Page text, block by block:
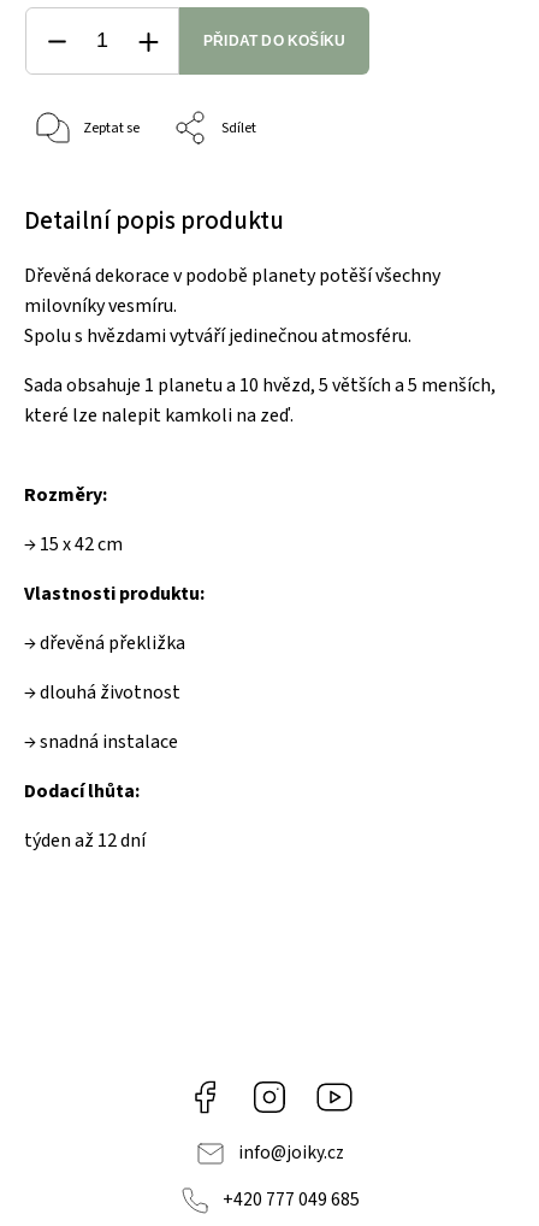
PŘIDAT DO KOŠÍKU
Zeptat se Sdílet
Detailní popis produktu
Dřevěná dekorace v podobě planety potěší všechny
milovníky vesmíru.
Spolu s hvězdami vytváří jedinečnou atmosféru.
Sada obsahuje 1 planetu a 10 hvězd, 5 větších a 5 menších,
které lze nalepit kamkoli na zeď.
Rozměry:
→ 15 x 42 cm
Vlastnosti produktu:
→ dřevěná překližka
→ dlouhá životnost
→ snadná instalace
Dodací lhůta:
týden až 12 dní
Facebook Instagram
info@joiky.cz
+420 777 049 685